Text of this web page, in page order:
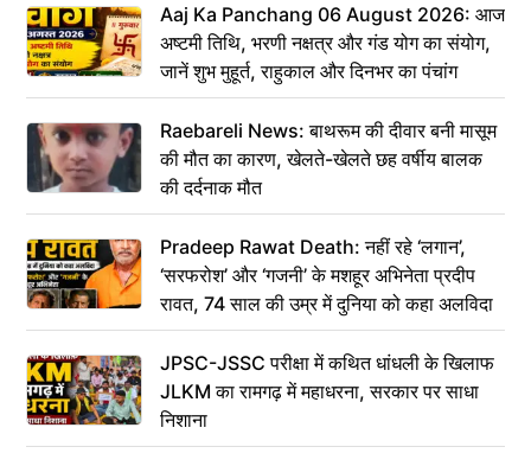
Aaj Ka Panchang 06 August 2026: आज
अष्टमी तिथि, भरणी नक्षत्र और गंड योग का संयोग,
जानें शुभ मुहूर्त, राहुकाल और दिनभर का पंचांग
Raebareli News: बाथरूम की दीवार बनी मासूम
की मौत का कारण, खेलते-खेलते छह वर्षीय बालक
की दर्दनाक मौत
Pradeep Rawat Death: नहीं रहे ‘लगान’,
‘सरफरोश’ और ‘गजनी’ के मशहूर अभिनेता प्रदीप
रावत, 74 साल की उम्र में दुनिया को कहा अलविदा
JPSC-JSSC परीक्षा में कथित धांधली के खिलाफ
JLKM का रामगढ़ में महाधरना, सरकार पर साधा
निशाना